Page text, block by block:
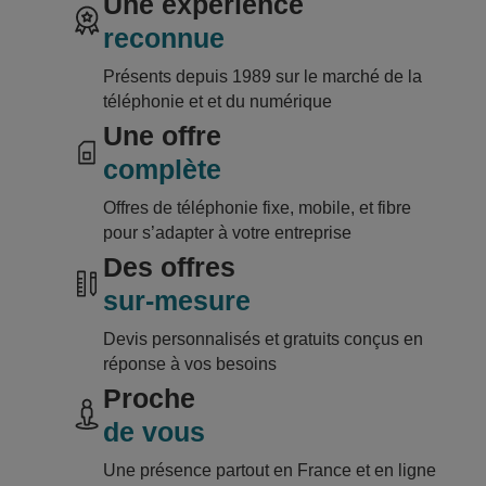
Faites votre demande en quelques clics et nos
conseillers vous proposeront les solutions les plus
adaptées.
Les offres coriopro sont flexibles, et s’adapteront à
l’évolution de votre activité et de votre chiffre
d’affaires
Contactez-nous vite !
Les offres CorioPRO sont flexibles, et s’adapteront à
l’évolution de votre activité et de votre chiffre
Vous ne savez pas quelle offre est adaptée à votre
activité ?
Faites votre demandeen quelques clics et nos
conseillers vous proposeront les solutions les plus
adaptées.
reconnue
Présents depuis 1989 sur le marché de la
téléphonie et et du numérique
Une offre
complète
Offres de téléphonie fixe, mobile, et fibre
pour s’adapter à votre entreprise
Des offres
sur-mesure
Devis personnalisés et gratuits conçus en
réponse à vos besoins
Proche
de vous
Une présence partout en France et en ligne